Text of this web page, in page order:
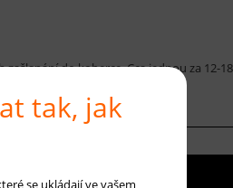
do koberce. Cca jednou za 12-
tak, jak
se ukládají ve vašem